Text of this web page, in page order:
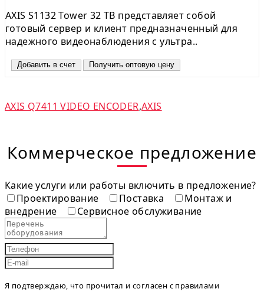
AXIS S1132 Tower 32 TB представляет собой
готовый сервер и клиент предназначенный для
надежного видеонаблюдения с ультра..
Добавить в счет Получить оптовую цену
AXIS Q7411 VIDEO ENCODER,AXIS
Коммерческое предложение
Какие услуги или работы включить в предложение?
Проектирование
Поставка
Монтаж и
внедрение
Сервисное обслуживание
Я подтверждаю, что прочитал и согласен с правилами